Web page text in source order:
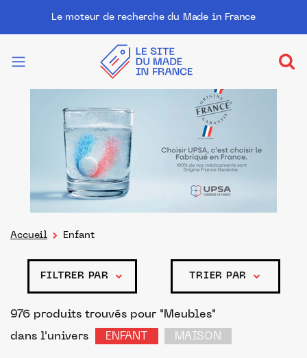
Le moteur de recherche du Made in France
Accueil Enfant
FILTRER PAR TRIER PAR
976 produits trouvés pour "Meubles"
dans l'univers
ENFANT MAISON